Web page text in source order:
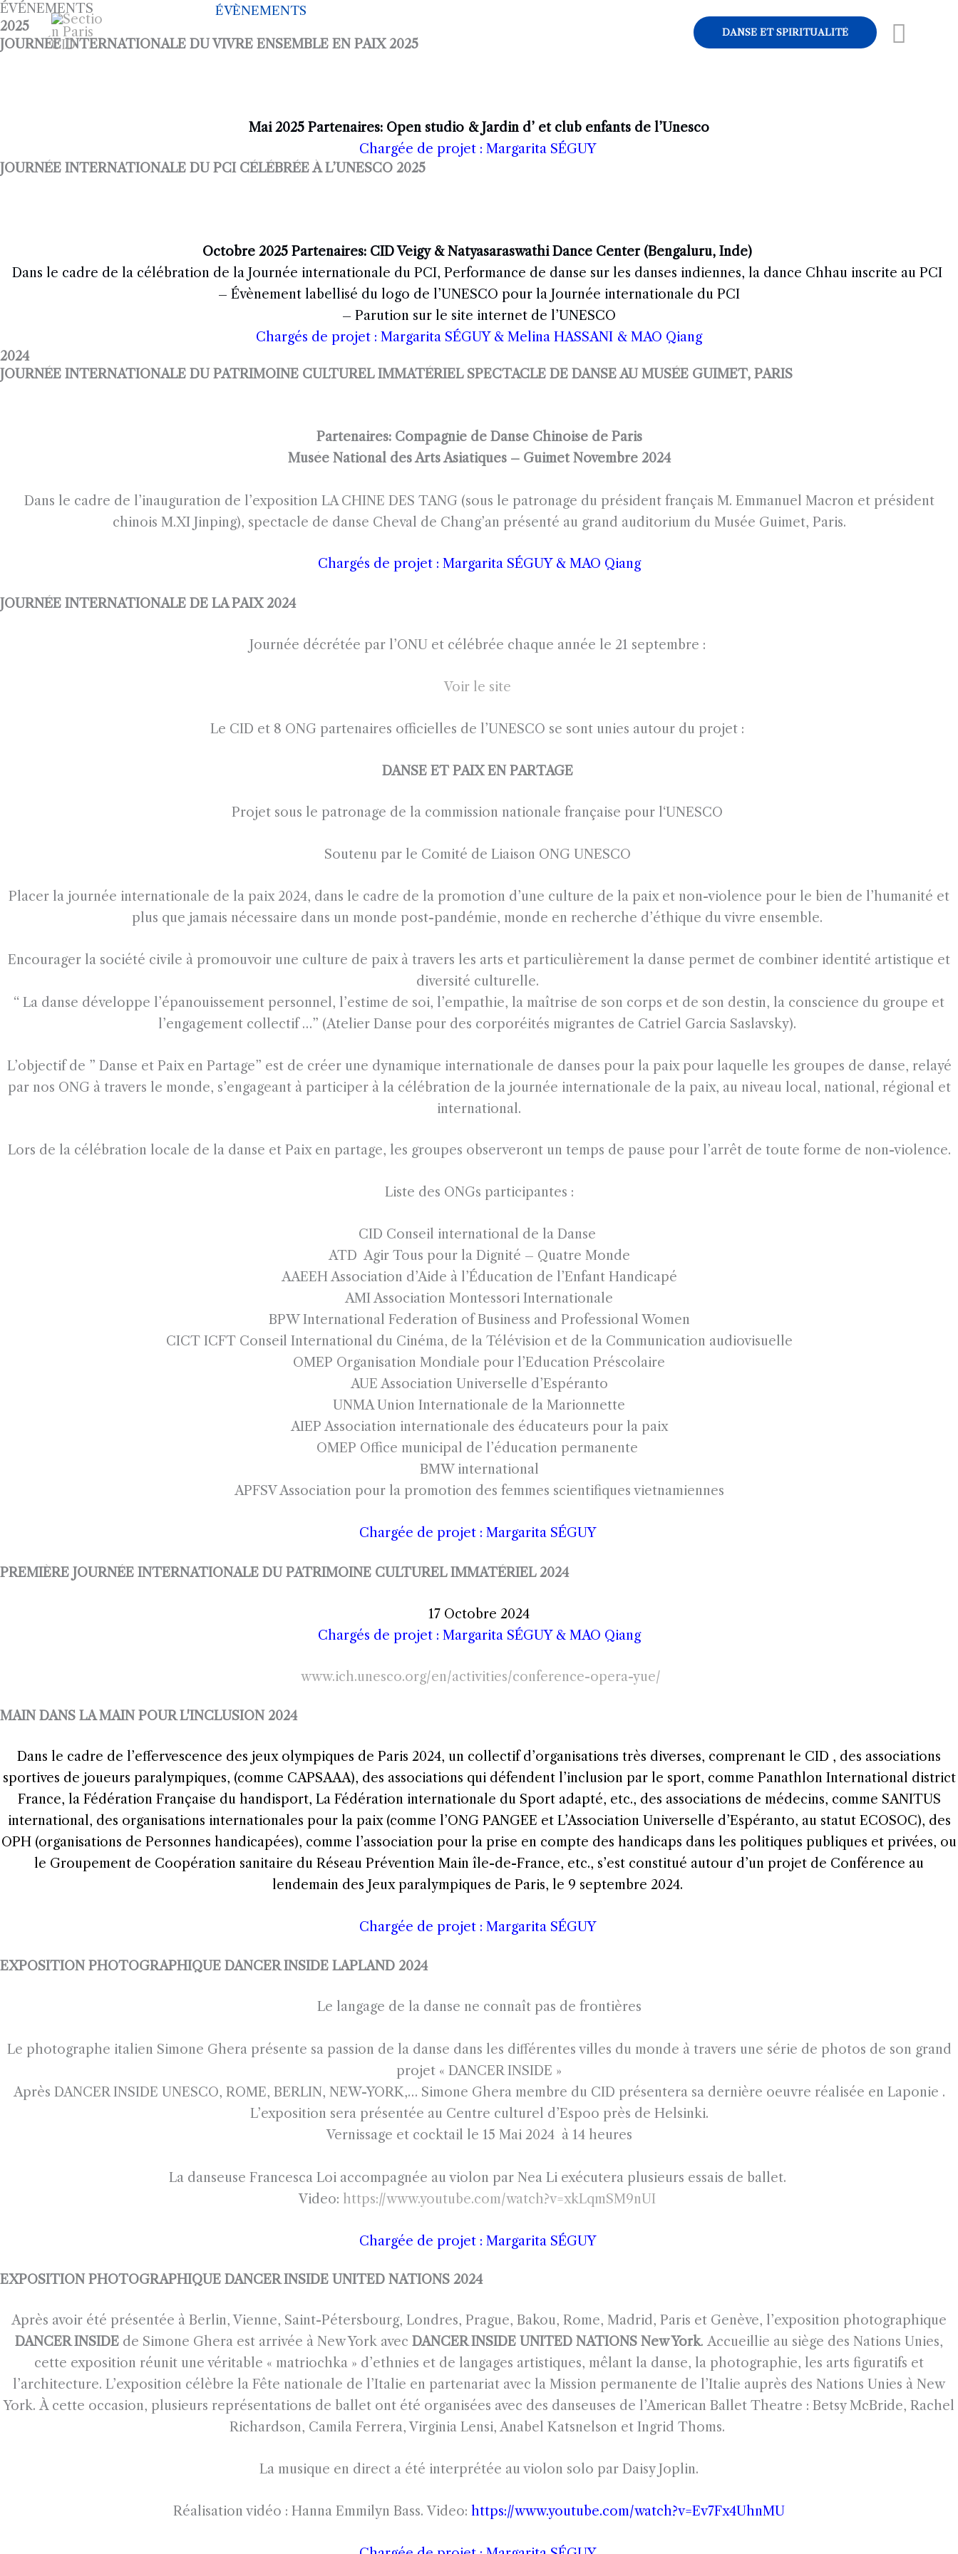
Aller
au
contenu
ÉVÈNEMENTS
DANSE ET SPIRITUALITÉ
ÉVÉNEMENTS
2025
JOURNÉE INTERNATIONALE DU VIVRE ENSEMBLE EN PAIX 2025
Mai 2025 Partenaires: Open studio & Jardin d’ et club enfants de l’Unesco
Chargée de projet : Margarita SÉGUY
JOURNÉE INTERNATIONALE DU PCI CÉLÉBRÉE À L’UNESCO 2025
Octobre 2025 Partenaires: CID Veigy & Natyasaraswathi Dance Center (Bengaluru, Inde)
Dans le cadre de la célébration de la Journée internationale du PCI, Performance de danse sur les danses indiennes, la dance Chhau inscrite au PCI
– Évènement labellisé du logo de l’UNESCO pour la Journée internationale du PCI
– Parution sur le site internet de l’UNESCO
Chargés de projet : Margarita SÉGUY & Melina HASSANI & MAO Qiang
2024
JOURNÉE INTERNATIONALE DU PATRIMOINE CULTUREL IMMATÉRIEL SPECTACLE DE DANSE AU MUSÉE GUIMET, PARIS
Partenaires: Compagnie de Danse Chinoise de Paris
Musée National des Arts Asiatiques – GuimetNovembre 2024
Dans le cadre de l’inauguration de l’exposition LA CHINE DES TANG (sous le patronage du président français M. Emmanuel Macron et président
chinois M.XI Jinping), spectacle de danse Cheval de Chang’an présenté au grand auditorium du Musée Guimet, Paris.
Chargés de projet : Margarita SÉGUY & MAO Qiang
JOURNÉE INTERNATIONALE DE LA PAIX 2024
Journée décrétée par l’ONU et célébrée chaque année le 21 septembre :
Voir le site
Le CID et 8 ONG partenaires officielles de l’UNESCO se sont unies autour du projet :
DANSE ET PAIX EN PARTAGE
Projet sous le patronage de la commission nationale française pour l‘UNESCO
Soutenu par le Comité de Liaison ONG UNESCO
Placer la journée internationale de la paix 2024, dans le cadre de la promotion d’une culture de la paix et non-violence pour le bien de l’humanité et
plus que jamais nécessaire dans un monde post-pandémie, monde en recherche d’éthique du vivre ensemble.
Encourager la société civile à promouvoir une culture de paix à travers les arts et particulièrement la danse permet de combiner identité artistique et
diversité culturelle.
“ La danse développe l’épanouissement personnel, l’estime de soi, l’empathie, la maîtrise de son corps et de son destin, la conscience du groupe et
l’engagement collectif …” (Atelier Danse pour des corporéités migrantes de Catriel Garcia Saslavsky).
L’objectif de ” Danse et Paix en Partage” est de créer une dynamique internationale de danses pour la paix pour laquelle les groupes de danse, relayé
par nos ONG à travers le monde, s’engageant à participer à la célébration de la journée internationale de la paix, au niveau local, national, régional et
international.
Lors de la célébration locale de la danse et Paix en partage, les groupes observeront un temps de pause pour l’arrêt de toute forme de non-violence.
Liste des ONGs participantes :
CID Conseil international de la Danse
ATD Agir Tous pour la Dignité – Quatre Monde
AAEEH Association d’Aide à l’Éducation de l’Enfant Handicapé
AMI Association Montessori Internationale
BPW International Federation of Business and Professional Women
CICT ICFT Conseil International du Cinéma, de la Télévision et de la Communication audiovisuelle
OMEP Organisation Mondiale pour l’Education Préscolaire
AUE Association Universelle d’Espéranto
UNMA Union Internationale de la Marionnette
AIEP Association internationale des éducateurs pour la paix
OMEP Office municipal de l’éducation permanente
BMW international
APFSV Association pour la promotion des femmes scientifiques vietnamiennes
Chargée de projet : Margarita SÉGUY
PREMIÈRE JOURNÉE INTERNATIONALE DU PATRIMOINE CULTUREL IMMATÉRIEL 2024
17 Octobre 2024
Chargés de projet : Margarita SÉGUY & MAO Qiang
www.ich.unesco.org/en/activities/conference-opera-yue/
MAIN DANS LA MAIN POUR L'INCLUSION 2024
Dans le cadre de l’effervescence des jeux olympiques de Paris 2024, un collectif d’organisations très diverses, comprenant le CID , des associations
sportives de joueurs paralympiques, (comme CAPSAAA), des associations qui défendent l’inclusion par le sport, comme Panathlon International district
France, la Fédération Française du handisport, La Fédération internationale du Sport adapté, etc., des associations de médecins, comme SANITUS
international, des organisations internationales pour la paix (comme l’ONG PANGEE et L’Association Universelle d’Espéranto, au statut ECOSOC), des
OPH (organisations de Personnes handicapées), comme l’association pour la prise en compte des handicaps dans les politiques publiques et privées, ou
le Groupement de Coopération sanitaire du Réseau Prévention Main île-de-France, etc., s’est constitué autour d’un projet de Conférence au
lendemain des Jeux paralympiques de Paris, le 9 septembre 2024.
Chargée de projet : Margarita SÉGUY
EXPOSITION PHOTOGRAPHIQUE DANCER INSIDE LAPLAND 2024
Le langage de la danse ne connaît pas de frontières
Le photographe italien Simone Ghera présente sa passion de la danse dans les différentes villes du monde à travers une série de photos de son grand
projet « DANCER INSIDE »
Après DANCER INSIDE UNESCO, ROME, BERLIN, NEW-YORK,… Simone Ghera membre du CID présentera sa dernière oeuvre réalisée en Laponie .
L’exposition sera présentée au Centre culturel d’Espoo près de Helsinki.
Vernissage et cocktail le 15 Mai 2024 à 14 heures
La danseuse Francesca Loi accompagnée au violon par Nea Li exécutera plusieurs essais de ballet.
Video: https://www.youtube.com/watch?v=xkLqmSM9nUI
Chargée de projet : Margarita SÉGUY
EXPOSITION PHOTOGRAPHIQUE DANCER INSIDE UNITED NATIONS 2024
Après avoir été présentée à Berlin, Vienne, Saint-Pétersbourg, Londres, Prague, Bakou, Rome, Madrid, Paris et Genève, l’exposition photographique
DANCER INSIDE de Simone Ghera est arrivée à New York avec DANCER INSIDE UNITED NATIONS New York. Accueillie au siège des Nations Unies,
cette exposition réunit une véritable « matriochka » d’ethnies et de langages artistiques, mêlant la danse, la photographie, les arts figuratifs et
l’architecture. L’exposition célèbre la Fête nationale de l’Italie en partenariat avec la Mission permanente de l’Italie auprès des Nations Unies à New
York. À cette occasion, plusieurs représentations de ballet ont été organisées avec des danseuses de l’American Ballet Theatre : Betsy McBride, Rachel
Richardson, Camila Ferrera, Virginia Lensi, Anabel Katsnelson et Ingrid Thoms.
La musique en direct a été interprétée au violon solo par Daisy Joplin.
Réalisation vidéo : Hanna Emmilyn Bass.Video: https://www.youtube.com/watch?v=Ev7Fx4UhnMU